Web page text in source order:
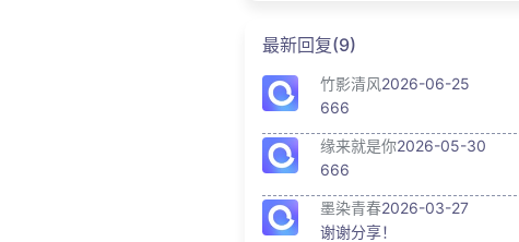
最新回复(9)
竹影清风2026-06-25
666
缘来就是你2026-05-30
666
墨染青春2026-03-27
谢谢分享！